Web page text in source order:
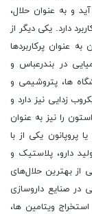
و به عنوان حلال،
دارد. یکی دیگر از
عنوان پرکاربردها
در بندرعباس و
ها، پتروشیمی و
زدایی نیز دارد و
را نیز به عنوان
پروپانون یکی از با
دارو، پلاستیک و
از بهترین حلال‌های
در صنایع داروسازی
ویتامین ‌ها،